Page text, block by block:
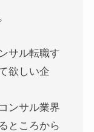
サル転職す
欲しい企
ンサル業界
ところから